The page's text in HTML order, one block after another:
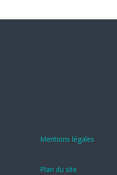
Mentions légales
Plan du site